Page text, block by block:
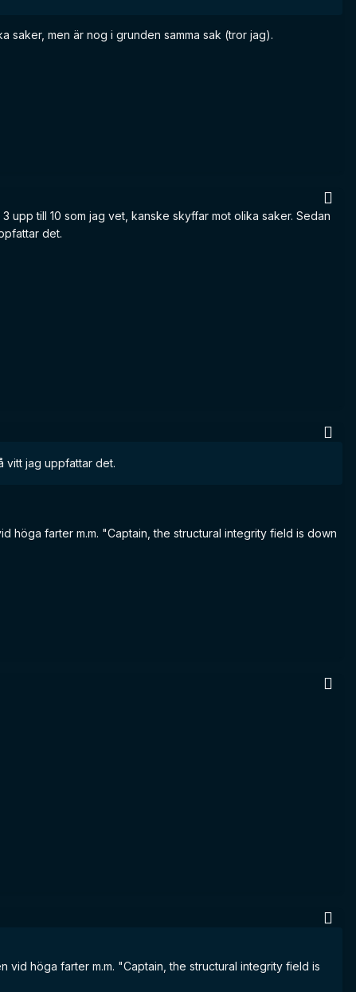
saker, men är nog i grunden samma sak (tror jag).
till 10 som jag vet, kanske skyffar mot olika saker. Sedan
det.
vitt jag uppfattar det.
höga farter m.m. "Captain, the structural integrity field is down
höga farter m.m. "Captain, the structural integrity field is